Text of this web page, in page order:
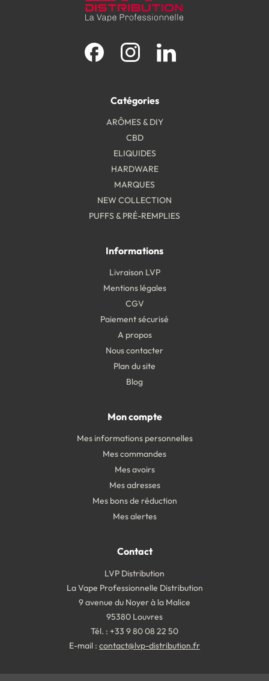
Catégories
ARÔMES & DIY
CBD
ELIQUIDES
HARDWARE
MARQUES
NEW COLLECTION
PUFFS & PRÉ-REMPLIES
Informations
Livraison LVP
Mentions légales
CGV
Paiement sécurisé
A propos
Nous contacter
Plan du site
Blog
Facebook Instagram
Mon compte
Mes informations personnelles
Mes commandes
Mes avoirs
Mes adresses
Mes bons de réduction
Mes alertes
Contact
LVP Distribution
La Vape Professionnelle Distribution
9 avenue du Noyer à la Malice
95380 Louvres
Tél. : +33 9 80 08 22 50
E-mail : contact@lvp-distribution.fr